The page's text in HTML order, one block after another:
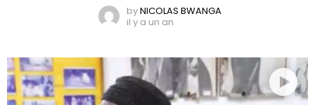
byNICOLAS BWANGA
il y a un an